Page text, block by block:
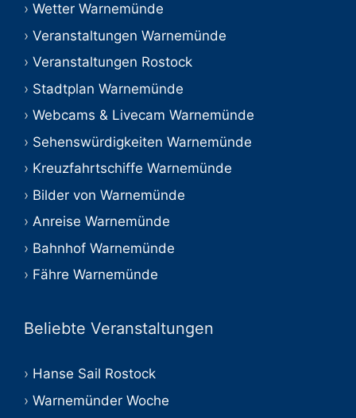
Wetter Warnemünde
Veranstaltungen Warnemünde
Veranstaltungen Rostock
Stadtplan Warnemünde
Webcams & Livecam Warnemünde
Sehenswürdigkeiten Warnemünde
Kreuzfahrtschiffe Warnemünde
Bilder von Warnemünde
Anreise Warnemünde
Bahnhof Warnemünde
Fähre Warnemünde
Beliebte Veranstaltungen
Hanse Sail Rostock
Warnemünder Woche